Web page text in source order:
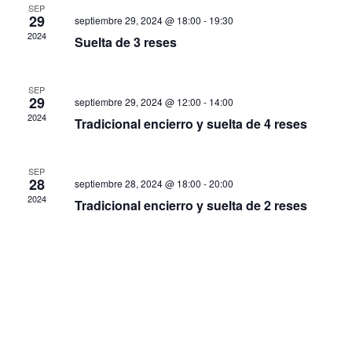
SEP
29
2024
septiembre 29, 2024 @ 18:00 - 19:30
Suelta de 3 reses
SEP
29
2024
septiembre 29, 2024 @ 12:00 - 14:00
Tradicional encierro y suelta de 4 reses
SEP
28
2024
septiembre 28, 2024 @ 18:00 -20:00
Tradicional encierro y suelta de 2 reses